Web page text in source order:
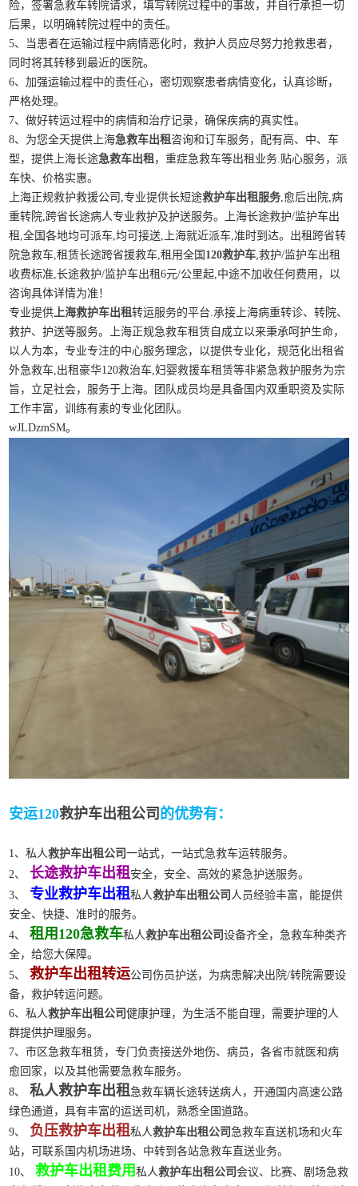
险，签署急救车转院请求，填写转院过程中的事故，并自行承担一切
后果，以明确转院过程中的责任。
5、当患者在运输过程中病情恶化时，救护人员应尽努力抢救患者，
同时将其转移到最近的医院。
6、加强运输过程中的责任心，密切观察患者病情变化，认真诊断，
严格处理。
7、做好转运过程中的病情和治疗记录，确保疾病的真实性。
8、为您全天提供上海急救车出租咨询和订车服务，配有高、中、车
型，提供上海长途急救车出租，重症急救车等出租业务.贴心服务，派
车快、价格实惠。
上海正规救护救援公司,专业提供长短途救护车出租服务,愈后出院,病
重转院,跨省长途病人专业救护及护送服务。上海长途救护/监护车出
租,全国各地均可派车,均可接送,上海就近派车,准时到达。出租跨省转
院急救车,租赁长途跨省援救车,租用全国 120救护车,救护/监护车出租
收费标准,长途救护/监护车出租6元/公里起,中途不加收任何费用，以
咨询具体详情为准！
专业提供上海救护车出租转运服务的平台.承接上海病重转诊、转院、
救护、护送等服务。上海正规急救车租赁自成立以来秉承呵护生命，
以人为本，专业专注的中心服务理念，以提供专业化，规范化出租省
外急救车,出租豪华120救治车,妇婴救援车租赁等非紧急救护服务为宗
旨，立足社会，服务于上海。团队成员均是具备国内双重职资及实际
工作丰富，训练有素的专业化团队。
wJLDzmSM。
安运120救护车出租公司 的优势有：
1、私人救护车出租公司一站式，一站式急救车运转服务。
2、
长途救护车出租 安全，安全、高效的紧急护送服务。
3、
专业救护车出租私人救护车出租公司 人员经验丰富，能提供
安全、快捷、准时的服务。
4、
租用120急救车私人救护车出租公司设备齐全，急救车种类齐
全，给您大保障。
5、
救护车出租转运公司伤员护送，为病患解决出院/转院需要设
备，救护转运问题。
6、私人救护车出租公司健康护理，为生活不能自理，需要护理的人
群提供护理服务。
7、市区急救车租赁，专门负责接送外地伤、病员，各省市就医和病
愈回家，以及其他需要急救车服务。
8、
私人救护车出租 急救车辆长途转送病人，开通国内高速公路
绿色通道，具有丰富的运送司机，熟悉全国道路。
9、
负压救护车出租私人救护车出租公司 急救车直送机场和火车
站，可联系国内机场进场、中转到各站急救车直送业务。
10、
救护车出租费用私人救护车出租公司会议、比赛、剧场急救